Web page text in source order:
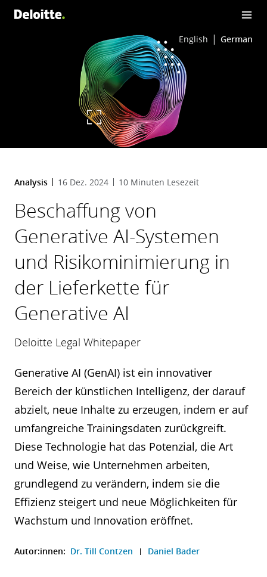
English German
Analysis 16 Dez. 2024 10 Minuten Lesezeit
Beschaffung von
Generative AI-Systemen
und Risikominimierung in
der Lieferkette für
Generative AI
Deloitte Legal Whitepaper
Generative AI (GenAI) ist ein innovativer
Bereich der künstlichen Intelligenz, der darauf
abzielt, neue Inhalte zu erzeugen, indem er auf
umfangreiche Trainingsdaten zurückgreift.
Diese Technologie hat das Potenzial, die Art
und Weise, wie Unternehmen arbeiten,
grundlegend zu verändern, indem sie die
Effizienz steigert und neue Möglichkeiten für
Wachstum und Innovation eröffnet.
Autor:innen: Dr. Till Contzen Daniel Bader